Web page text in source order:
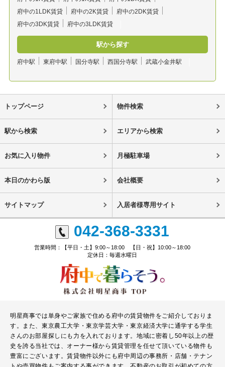
府中の1LDK賃貸
府中の2K賃貸
府中の2DK賃貸
府中の3DK賃貸
府中の3LDK賃貸
駅から探す
府中駅 東府中駅 国分寺駅 西国分寺駅 武蔵小金井駅
トップページ 物件検索
駅から検索 エリアから検索
お気に入り物件 月極駐車場
本日のかわら版 会社概要
サイトマップ 入居者様専用サイト
042-368-3331
営業時間：【平日・土】9:00～18:00 【日・祝】10:00～18:00
定休日：毎週水曜日
明星商事では単身やご家族で住める府中の賃貸物件をご紹介しておりま
す。また、東京農工大学・東京学芸大学・東京経済大学に通学する学生
さんのお部屋探しにも力を入れております。地域に密着し50年以上の歴
史を誇る当社では、オーナー様から賃貸管理を任せて頂いている物件も
豊富にございます。賃貸物件以外にも府中周辺の事務所・店舗・テナン